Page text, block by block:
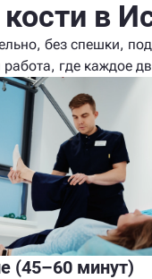
в
без спешки,
где каждое
(45–60 минут)